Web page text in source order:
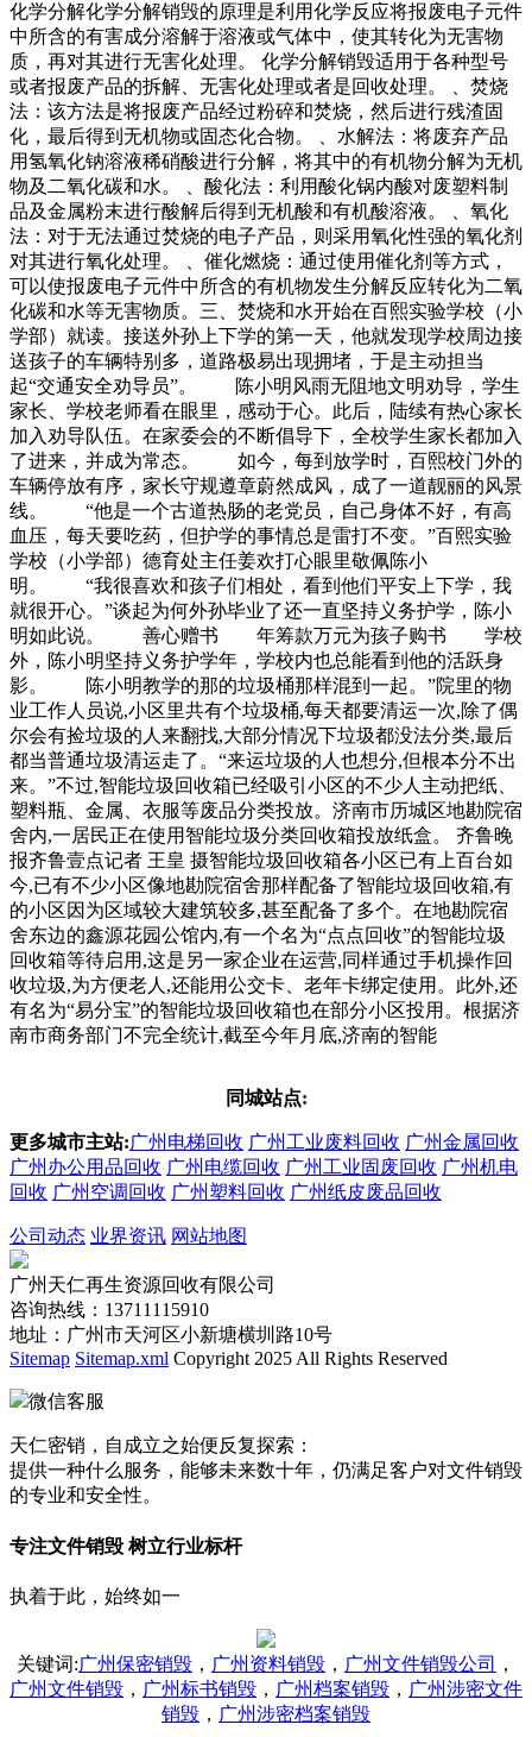
化学分解化学分解销毁的原理是利用化学反应将报废电子元件
中所含的有害成分溶解于溶液或气体中，使其转化为无害物
质，再对其进行无害化处理。 化学分解销毁适用于各种型号
或者报废产品的拆解、无害化处理或者是回收处理。 、焚烧
法：该方法是将报废产品经过粉碎和焚烧，然后进行残渣固
化，最后得到无机物或固态化合物。 、水解法：将废弃产品
用氢氧化钠溶液稀硝酸进行分解，将其中的有机物分解为无机
物及二氧化碳和水。 、酸化法：利用酸化锅内酸对废塑料制
品及金属粉末进行酸解后得到无机酸和有机酸溶液。 、氧化
法：对于无法通过焚烧的电子产品，则采用氧化性强的氧化剂
对其进行氧化处理。 、催化燃烧：通过使用催化剂等方式，
可以使报废电子元件中所含的有机物发生分解反应转化为二氧
化碳和水等无害物质。三、焚烧和水开始在百熙实验学校（小
学部）就读。接送外孙上下学的第一天，他就发现学校周边接
送孩子的车辆特别多，道路极易出现拥堵，于是主动担当
起“交通安全劝导员”。 陈小明风雨无阻地文明劝导，学生
家长、学校老师看在眼里，感动于心。此后，陆续有热心家长
加入劝导队伍。在家委会的不断倡导下，全校学生家长都加入
了进来，并成为常态。 如今，每到放学时，百熙校门外的
车辆停放有序，家长守规遵章蔚然成风，成了一道靓丽的风景
线。 “他是一个古道热肠的老党员，自己身体不好，有高
血压，每天要吃药，但护学的事情总是雷打不变。”百熙实验
学校（小学部）德育处主任姜欢打心眼里敬佩陈小
明。 “我很喜欢和孩子们相处，看到他们平安上下学，我
就很开心。”谈起为何外孙毕业了还一直坚持义务护学，陈小
明如此说。 善心赠书 年筹款万元为孩子购书 学校
外，陈小明坚持义务护学年，学校内也总能看到他的活跃身
影。 陈小明教学的那的垃圾桶那样混到一起。”院里的物
业工作人员说,小区里共有个垃圾桶,每天都要清运一次,除了偶
尔会有捡垃圾的人来翻找,大部分情况下垃圾都没法分类,最后
都当普通垃圾清运走了。“来运垃圾的人也想分,但根本分不出
来。”不过,智能垃圾回收箱已经吸引小区的不少人主动把纸、
塑料瓶、金属、衣服等废品分类投放。济南市历城区地勘院宿
舍内,一居民正在使用智能垃圾分类回收箱投放纸盒。 齐鲁晚
报齐鲁壹点记者 王皇 摄智能垃圾回收箱各小区已有上百台如
今,已有不少小区像地勘院宿舍那样配备了智能垃圾回收箱,有
的小区因为区域较大建筑较多,甚至配备了多个。在地勘院宿
舍东边的鑫源花园公馆内,有一个名为“点点回收”的智能垃圾
回收箱等待启用,这是另一家企业在运营,同样通过手机操作回
收垃圾,为方便老人,还能用公交卡、老年卡绑定使用。此外,还
有名为“易分宝”的智能垃圾回收箱也在部分小区投用。根据济
南市商务部门不完全统计,截至今年月底,济南的智能
同城站点:
更多城市主站:广州电梯回收 广州工业废料回收 广州金属回收
广州办公用品回收 广州电缆回收 广州工业固废回收 广州机电
回收 广州空调回收 广州塑料回收 广州纸皮废品回收
公司动态 业界资讯 网站地图
广州天仁再生资源回收有限公司
咨询热线：13711115910
地址：广州市天河区小新塘横圳路10号
Sitemap Sitemap.xml Copyright 2025 All Rights Reserved
微信客服
天仁密销，自成立之始便反复探索：
提供一种什么服务，能够未来数十年，仍满足客户对文件销毁
的专业和安全性。
专注文件销毁 树立行业标杆
执着于此，始终如一
关键词:广州保密销毁 ， 广州资料销毁 ， 广州文件销毁公司
，
广州文件销毁 ， 广州标书销毁 ， 广州档案销毁 ， 广州涉密文件
销毁 ， 广州涉密档案销毁